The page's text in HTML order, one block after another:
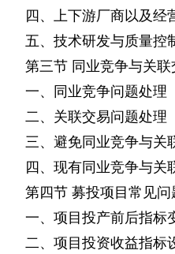
四、上下游厂商以及经
五、技术研发与质量控
第三节 同业竞争与关
一、同业竞争问题处理
二、关联交易问题处理
三、避免同业竞争与关
四、现有同业竞争与关
第四节 募投项目常见问
一、项目投产前后指标
二、项目投资收益指标